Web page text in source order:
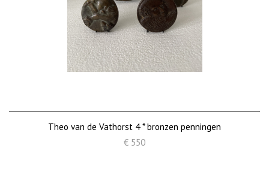
Theo van de Vathorst 4 * bronzen penningen
€ 550